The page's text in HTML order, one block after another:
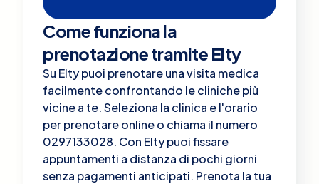
Come funziona la
prenotazione tramite Elty
Su Elty puoi prenotare una visita medica
facilmente confrontando le cliniche più
vicine a te. Seleziona la clinica e l'orario
per prenotare online o chiama il numero
0297133028. Con Elty puoi fissare
appuntamenti a distanza di pochi giorni
senza pagamenti anticipati. Prenota la tua